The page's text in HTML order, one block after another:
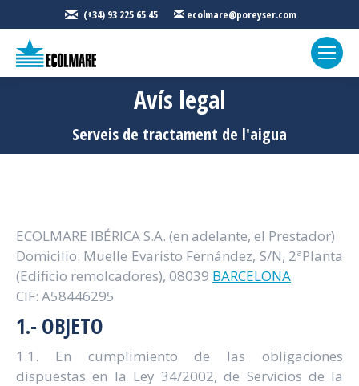
(+34) 93 225 65 45 ecolmare@poreyser.com
Avís legal
Serveis de tractament de l'aigua
Sou aquí:
ECOLMARE IBÉRICA S.A. (en adelante, el Prestador)
Domicilio: Muelle Evaristo Fernández, S/N, 2ªPlanta
(Edificio remolcadores), 08039 BARCELONA
CIF: A58446295
1.- OBJETO
1.1. En cumplimiento de las obligaciones
dispuestas en la Ley 34/2002, de Servicios de la